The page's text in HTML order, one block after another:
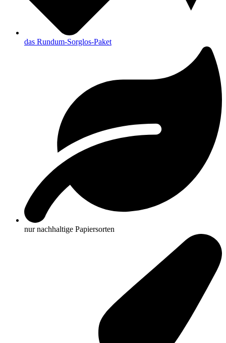
das Rundum-Sorglos-Paket
nur nachhaltige Papiersorten